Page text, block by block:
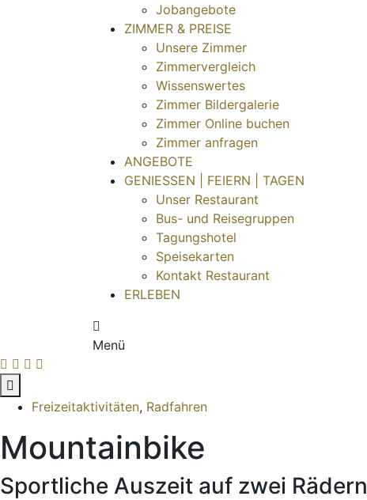
Jobangebote
ZIMMER & PREISE
Unsere Zimmer
Zimmervergleich
Wissenswertes
Zimmer Bildergalerie
Zimmer Online buchen
Zimmer anfragen
ANGEBOTE
GENIESSEN | FEIERN | TAGEN
Unser Restaurant
Bus- und Reisegruppen
Tagungshotel
Speisekarten
Kontakt Restaurant
ERLEBEN
Menü
Freizeitaktivitäten, Radfahren
Mountainbike
Sportliche Auszeit auf zwei Rädern